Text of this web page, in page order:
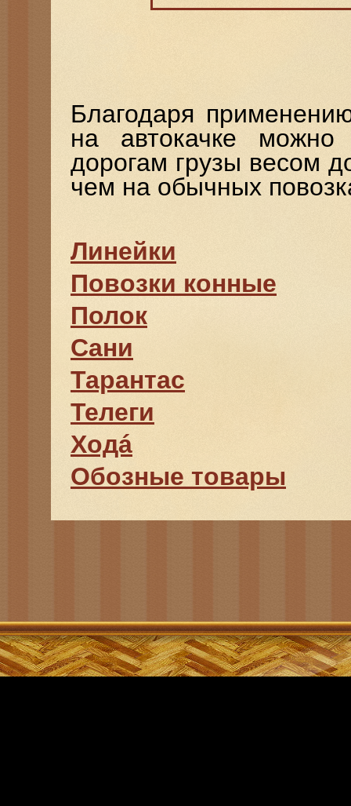
Благодаря
на автокачке
дорогам грузы весом
чем на обычных
Линейки
Повозки конные
Полок
Сани
Тарантас
Телеги
Ходá
Обозные товары